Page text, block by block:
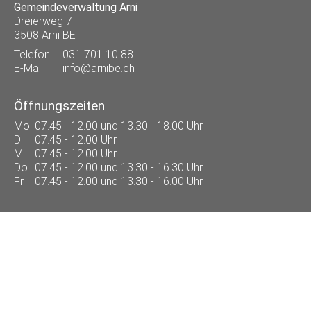
Gemeindeverwaltung Arni
Dreierweg 7
3508 Arni BE
Telefon
031 701 10 88
E-Mail
info@arnibe.ch
Öffnungszeiten
Mo 07.45 - 12.00 und 13.30 - 18.00 Uhr
Di
07.45 - 12.00 Uhr
Mi
07.45 - 12.00 Uhr
Do
07.45 - 12.00 und 13.30 - 16.30 Uhr
Fr
07.45 - 12.00 und 13.30 - 16.00 Uhr